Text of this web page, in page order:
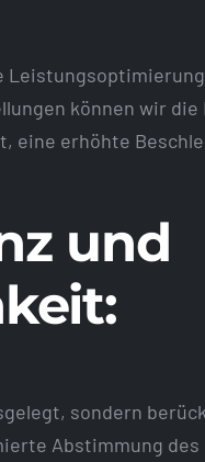
können wir
eine erhöhte
und
sondern
Abstimmung